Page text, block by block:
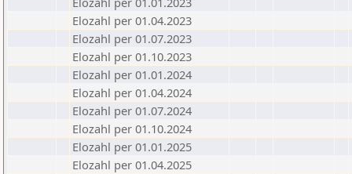
Elozahl per 01.04.2023
Elozahl per 01.07.2023
Elozahl per 01.10.2023
Elozahl per 01.01.2024
Elozahl per 01.04.2024
Elozahl per 01.07.2024
Elozahl per 01.10.2024
Elozahl per 01.01.2025
Elozahl per 01.04.2025